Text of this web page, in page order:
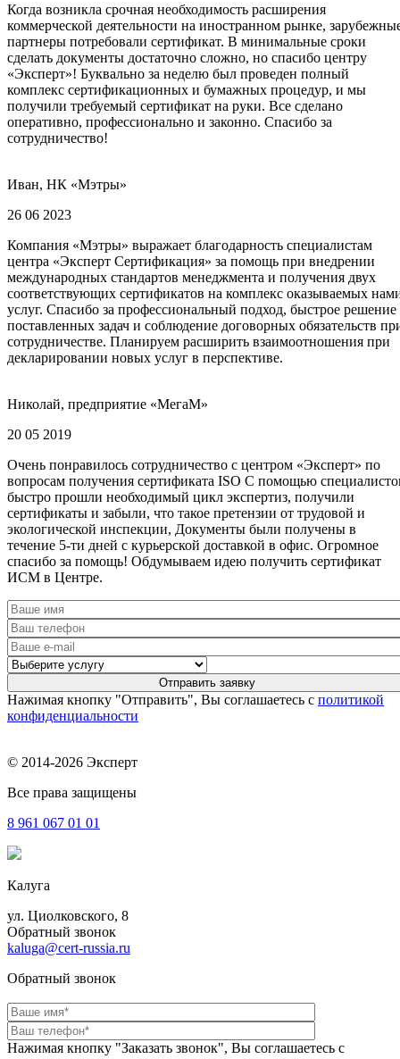
Когда возникла срочная необходимость расширения
коммерческой деятельности на иностранном рынке,
партнеры потребовали сертификат. В минимальные сроки
сделать документы достаточно сложно, но спасибо центру
«Эксперт»! Буквально за неделю был проведен полный
комплекс сертификационных и бумажных процедур, и мы
получили требуемый сертификат на руки. Все сделано
оперативно, профессионально и законно. Спасибо за
сотрудничество!
Иван, НК «Мэтры»
26 06 2023
Компания «Мэтры» выражает благодарность специалистам
центра «Эксперт Сертификация» за помощь при внедрении
международных стандартов менеджмента и получения двух
соответствующих сертификатов на комплекс оказываемых
услуг. Спасибо за профессиональный подход, быстрое решение
поставленных задач и соблюдение договорных обязательств
сотрудничестве. Планируем расширить взаимоотношения при
декларировании новых услуг в перспективе.
Николай, предприятие «МегаМ»
20 05 2019
Очень понравилось сотрудничество с центром «Эксперт» по
вопросам получения сертификата ISO С помощью
быстро прошли необходимый цикл экспертиз, получили
сертификаты и забыли, что такое претензии от трудовой и
экологической инспекции, Документы были получены в
течение 5-ти дней с курьерской доставкой в офис. Огромное
спасибо за помощь! Обдумываем идею получить сертификат
ИСМ в Центре.
Нажимая кнопку "Отправить", Вы соглашаетесь с политикой
конфиденциальности
© 2014-2026 Эксперт
Все права защищены
8 961 067 01 01
Калуга
ул. Циолковского, 8
Обратный звонок
kaluga@cert-russia.ru
Обратный звонок
Нажимая кнопку "Заказать звонок", Вы соглашаетесь с